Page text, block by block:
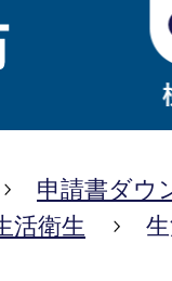
申請書ダウ
活衛生